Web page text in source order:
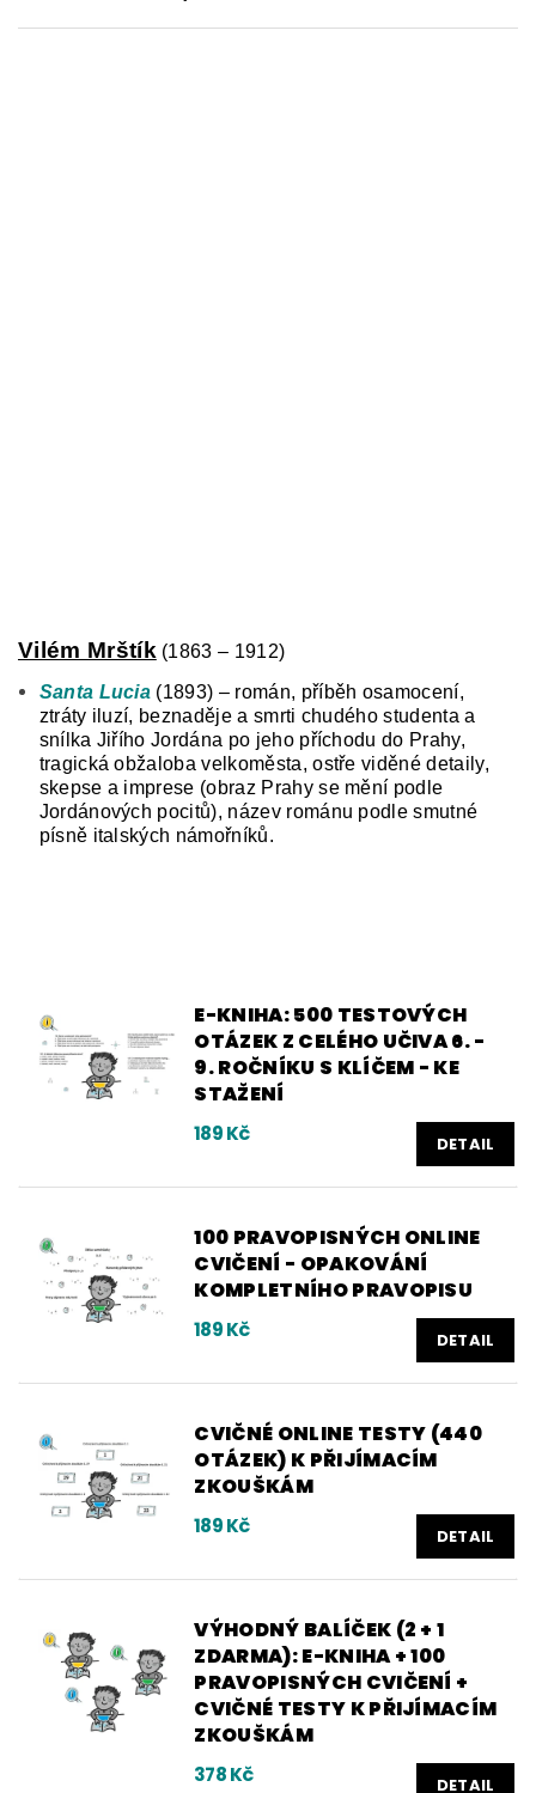
Vilém Mrštík (1863 – 1912)
Santa Lucia (1893) – román, příběh osamocení,
ztráty iluzí, beznaděje a smrti chudého studenta a
snílka Jiřího Jordána po jeho příchodu do Prahy,
tragická obžaloba velkoměsta, ostře viděné detaily,
skepse a imprese (obraz Prahy se mění podle
Jordánových pocitů), název románu podle smutné
písně italských námořníků.
E-KNIHA: 500 TESTOVÝCH
OTÁZEK Z CELÉHO UČIVA 6. -
9. ROČNÍKU S KLÍČEM - KE
STAŽENÍ
189 Kč DETAIL
100 PRAVOPISNÝCH ONLINE
CVIČENÍ - OPAKOVÁNÍ
KOMPLETNÍHO PRAVOPISU
189 Kč DETAIL
CVIČNÉ ONLINE TESTY (440
OTÁZEK) K PŘIJÍMACÍM
ZKOUŠKÁM
189 Kč DETAIL
VÝHODNÝ BALÍČEK (2 + 1
ZDARMA): E-KNIHA + 100
PRAVOPISNÝCH CVIČENÍ +
CVIČNÉ TESTY K PŘIJÍMACÍM
ZKOUŠKÁM
378 Kč DETAIL